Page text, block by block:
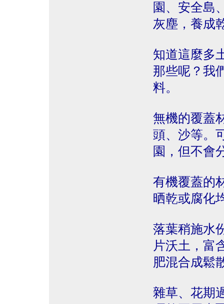
園、安全島
灰塵，養成
知道這麼多
那些呢？我
料。
無機的覆蓋
頭、沙等。
園，但不會
有機覆蓋的
晒乾或腐化
落葉稍施水
片沃土，富
肥混合成鬆
雜草、花期